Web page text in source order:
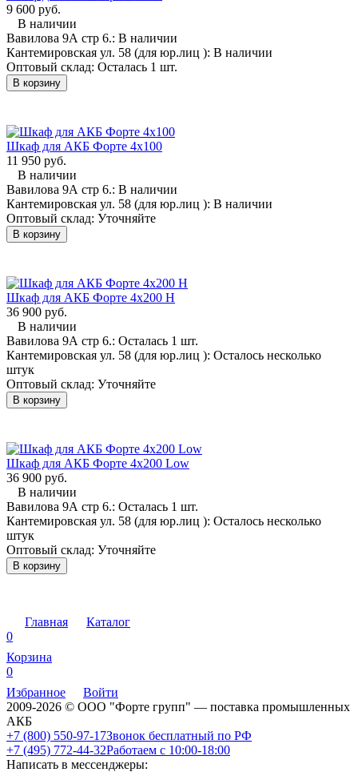
9 600 руб.
В наличии
Вавилова 9А стр 6.: В наличии
Кантемировская ул. 58 (для юр.лиц ): В наличии
Оптовый склад: Осталась 1 шт.
В корзину
Шкаф для АКБ Форте 4х100
11 950 руб.
В наличии
Вавилова 9А стр 6.: В наличии
Кантемировская ул. 58 (для юр.лиц ): В наличии
Оптовый склад: Уточняйте
В корзину
Шкаф для АКБ Форте 4х200 H
36 900 руб.
В наличии
Вавилова 9А стр 6.: Осталась 1 шт.
Кантемировская ул. 58 (для юр.лиц ): Осталось несколько
штук
Оптовый склад: Уточняйте
В корзину
Шкаф для АКБ Форте 4х200 Low
36 900 руб.
В наличии
Вавилова 9А стр 6.: Осталась 1 шт.
Кантемировская ул. 58 (для юр.лиц ): Осталось несколько
штук
Оптовый склад: Уточняйте
В корзину
Главная
Каталог
0
Корзина
0
Избранное
Войти
2009-2026 © ООО "Форте групп" — поставка промышленных
АКБ
+7 (800) 550-97-17Звонок бесплатный по РФ
+7 (495) 772-44-32Работаем с 10:00-18:00
Написать в мессенджеры: